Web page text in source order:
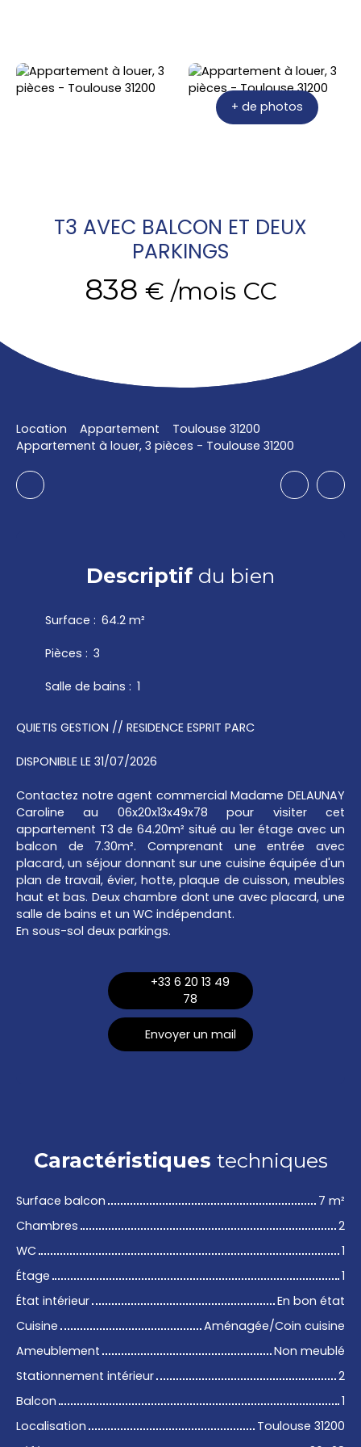
+ de photos
T3 AVEC BALCON ET DEUX
PARKINGS
838 € /mois CC
Location Appartement
Toulouse 31200
Appartement à louer, 3 pièces - Toulouse 31200
Descriptifdu bien
Surface : 64.2 m²
Pièces : 3
Salle de bains : 1
QUIETIS GESTION // RESIDENCE ESPRIT PARC
DISPONIBLE LE 31/07/2026
Contactez notre agent commercial Madame DELAUNAY
Caroline au 06x20x13x49x78 pour visiter cet
appartement T3 de 64.20m² situé au 1er étage avec un
balcon de 7.30m². Comprenant une entrée avec
placard, un séjour donnant sur une cuisine équipée d'un
plan de travail, évier, hotte, plaque de cuisson, meubles
haut et bas. Deux chambre dont une avec placard, une
salle de bains et un WC indépendant.
En sous-sol deux parkings.
+33 6 20 13 49
78
Envoyer un mail
Caractéristiques techniques
Surface balcon 7 m²
Chambres
2
WC
1
Étage
1
État intérieur
En bon état
Cuisine
Aménagée/Coin cuisine
Ameublement
Non meublé
Stationnement intérieur
2
Balcon
1
Localisation
Toulouse 31200